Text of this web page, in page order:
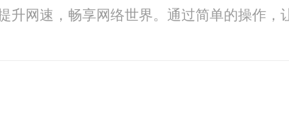
升网速，畅享网络世界。通过简单的操作